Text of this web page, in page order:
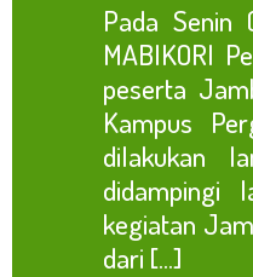
Pada Senin
MABIKORI
peserta
Kampus
dilakukan
didampingi
kegiatan
dari [...]